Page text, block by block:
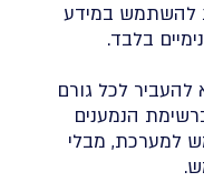
להשתמש במידע
בלבד.
להעביר לכל גורם
הנמענים
למערכת, מבלי